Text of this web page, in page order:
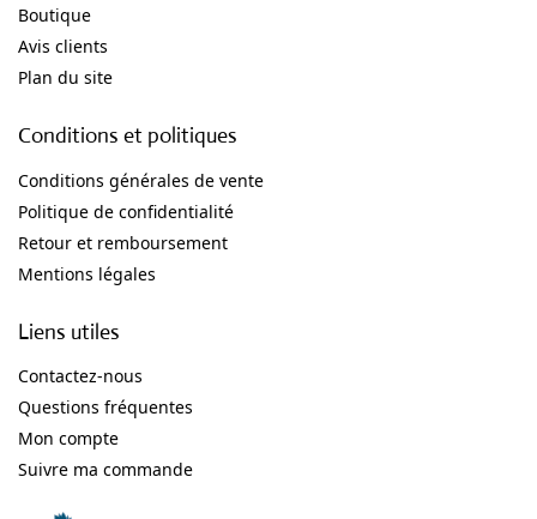
Boutique
Avis clients
Plan du site
Conditions et politiques
Conditions générales de vente
Politique de confidentialité
Retour et remboursement
Mentions légales
Liens utiles
Contactez-nous
Questions fréquentes
Mon compte
Suivre ma commande